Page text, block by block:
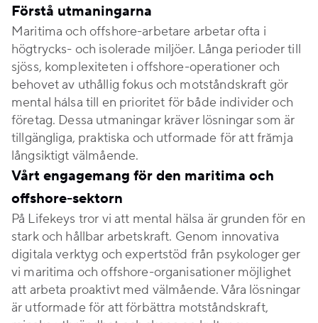
Förstå utmaningarna
Maritima och offshore-arbetare arbetar ofta i
högtrycks- och isolerade miljöer. Långa perioder till
sjöss, komplexiteten i offshore-operationer och
behovet av uthållig fokus och motståndskraft gör
mental hálsa till en prioritet för både individer och
företag. Dessa utmaningar kräver lösningar som är
tillgängliga, praktiska och utformade för att frămja
långsiktigt välmående.
Vårt engagemang för den maritima och
offshore-sektorn
På Lifekeys tror vi att mental hälsa är grunden för en
stark och hållbar arbetskraft. Genom innovativa
digitala verktyg och expertstöd från psykologer ger
vi maritima och offshore-organisationer möjlighet
att arbeta proaktivt med välmående. Våra lösningar
är utformade för att förbättra motståndskraft,